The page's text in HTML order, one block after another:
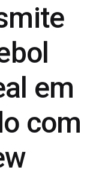
em
com